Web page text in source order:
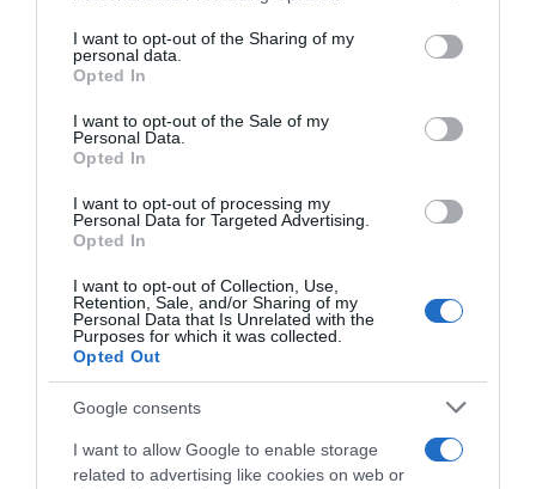
not limited to your visit or usage behaviour. You may click to
grant or deny consent to Google and its third-party tags to
use your data for below specified purposes in below Google
consent section.
I want to opt-out of the Sharing of my
personal data.
Opted In
I want to opt-out of the Sale of my
Personal Data.
Opted In
I want to opt-out of processing my
Personal Data for Targeted Advertising.
Opted In
I want to opt-out of Collection, Use,
Retention, Sale, and/or Sharing of my
Personal Data that Is Unrelated with the
Purposes for which it was collected.
Opted Out
Google consents
I want to allow Google to enable storage
related to advertising like cookies on web or
valószínűleg nem is akart semmi többet ennél.